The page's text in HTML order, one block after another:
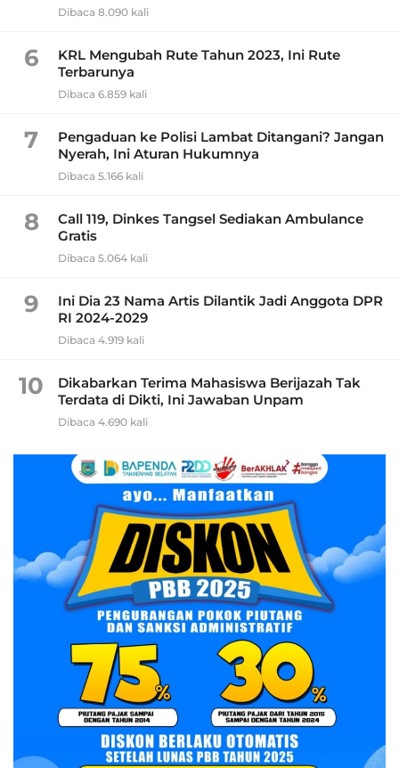
Dibaca 8.090 kali
6
KRL Mengubah Rute Tahun 2023, Ini Rute
Terbarunya
Dibaca 6.859 kali
7
Pengaduan ke Polisi Lambat Ditangani? Jangan
Nyerah, Ini Aturan Hukumnya
Dibaca 5.166 kali
8
Call 119, Dinkes Tangsel Sediakan Ambulance
Gratis
Dibaca 5.064 kali
9
Ini Dia 23 Nama Artis Dilantik Jadi Anggota DPR
RI 2024-2029
Dibaca 4.919 kali
10
Dikabarkan Terima Mahasiswa Berijazah Tak
Terdata di Dikti, Ini Jawaban Unpam
Dibaca 4.690 kali